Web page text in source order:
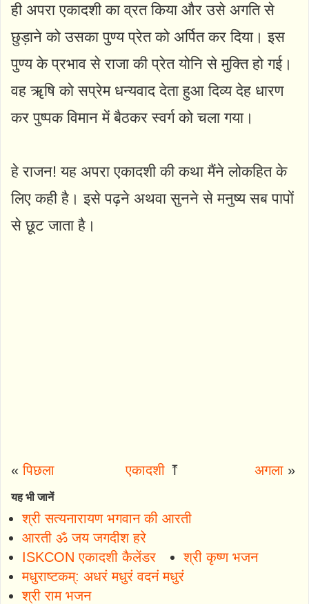
ही अपरा एकादशी का व्रत किया और उसे अगति से
छुड़ाने को उसका पुण्य प्रेत को अर्पित कर दिया। इस
पुण्य के प्रभाव से राजा की प्रेत योनि से मुक्ति हो गई।
वह ॠषि को सप्रेम धन्यवाद देता हुआ दिव्य देह धारण
कर पुष्पक विमान में बैठकर स्वर्ग को चला गया।
हे राजन! यह अपरा एकादशी की कथा मैंने लोकहित के
लिए कही है। इसे पढ़ने अथवा सुनने से मनुष्य सब पापों
से छूट जाता है।
«पिछला एकादशी⤒ अगला»
यह भी जानें
श्री सत्यनारायण भगवान की आरती
आरती ॐ जय जगदीश हरे
ISKCON एकादशी कैलेंडर
श्री कृष्ण भजन
मधुराष्टकम्: अधरं मधुरं वदनं मधुरं
श्री राम भजन